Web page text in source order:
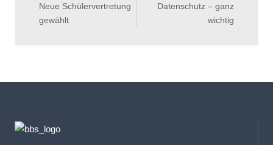
Neue Schülervertretung
gewählt
Datenschutz – ganz
wichtig